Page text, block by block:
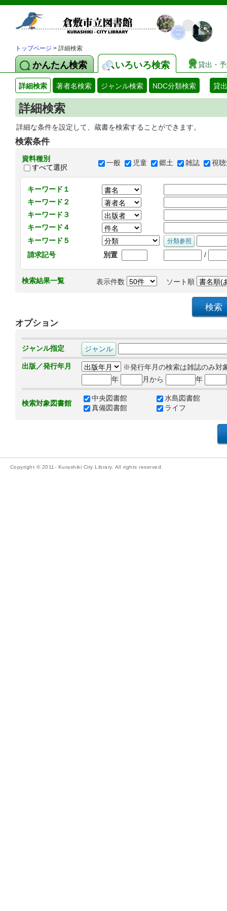
トップページ > 詳細検索
かんたん検索 いろいろ検索 貸出・
詳細検索 著者名検索 ジャンル検索 NDC分類検索 貸
詳細検索
詳細な条件を設定して、蔵書を検索することができます。
検索条件
資料種別
すべて選択
一般 児童 郷土 雑誌 視
キーワード１
キーワード２
キーワード３
キーワード４
キーワード５
請求記号
別置 /
検索結果一覧 表示件数 ソート順
オプション
ジャンル指定
出版／発行年月
※発行年月の検索は雑誌のみ対
年
月から 年
検索対象図書館
中央図書館
水島図書館
真備図書館
ライフ
Copyright © 2011- Kurashiki City Library. All rights reserved.